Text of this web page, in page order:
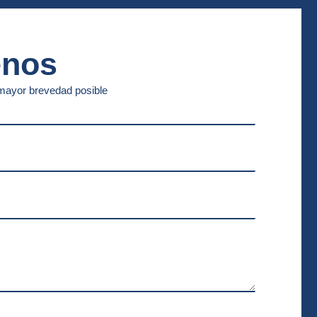
brevedad posible